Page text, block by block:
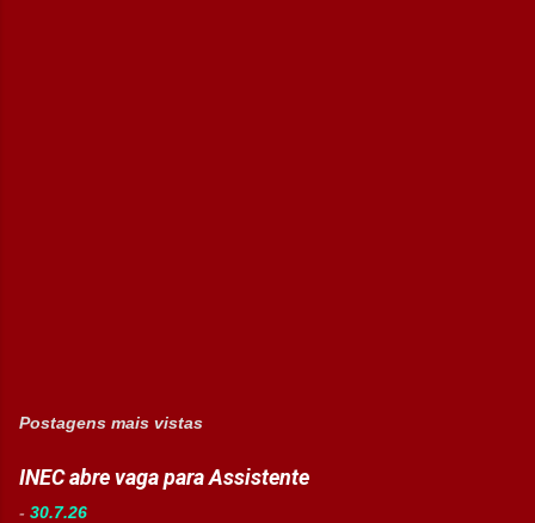
Postagens mais vistas
INEC abre vaga para Assistente
- 30.7.26